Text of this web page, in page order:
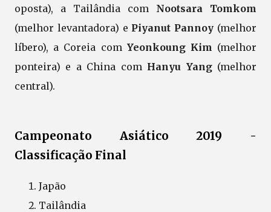
oposta), a Tailândia com Nootsara Tomkom
(melhor levantadora) e Piyanut Pannoy (melhor
líbero), a Coreia com Yeonkoung Kim (melhor
ponteira) e a China com Hanyu Yang(melhor
central).
Campeonato Asiático 2019 -
Classificação Final
Japão
Tailândia